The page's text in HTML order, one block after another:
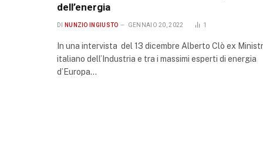
dell’energia
DI NUNZIO INGIUSTO GENNAIO 20, 2022 1
In una intervista del 13 dicembre Alberto Clò ex
italiano dell’Industria e tra i massimi esperti di energia
d’Europa…